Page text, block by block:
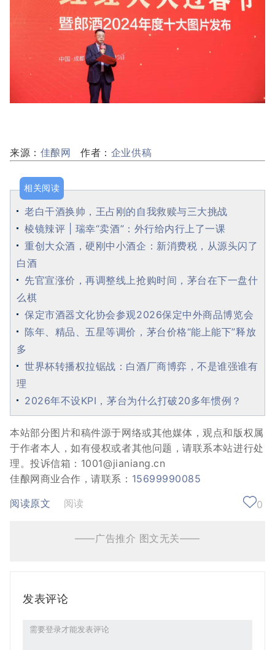
来源： 佳酿网 作者： 企业供稿
相关阅读
老白干酒换帅，王占刚的自我救赎与三大挑战
棱镜辣评 | 瑞幸“卖酒”：外行给内行上了一课
重创大众酒，硬刚中小酒企：新消费税，从源头闪了
白酒
先官宣涨价，再调整线上抢购时间，茅台在下一盘什
么棋
保定市酒器文化协会参观2026保定中外商品博览会
陈年、精品、五星等调价，茅台价格“能上能下”释放
多
世界杯转播权拉锯战：白酒厂商博弈，不是谁强谁有
理
2026年不设KPI，茅台为什么打破20多年惯例？
本站部分图片和稿件源于网络或其他媒体，观点和版权属
于作者本人，如有侵权或者其他问题，请联系本站进行处
理。投诉信箱：1001@jianiang.cn
佳酿网商业合作，请联系： 15699990085
阅读原文
阅读 0
——广告推介 图文无关——
发表评论